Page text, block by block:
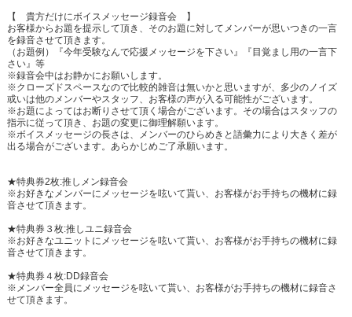
【 貴方だけにボイスメッセージ録音会 】
お客様からお題を提示して頂き、そのお題に対してメンバーが思いつきの一言
を録音させて頂きます。
（お題例）『今年受験なんで応援メッセージを下さい』『目覚まし用の一言下
さい』等
※録音会中はお静かにお願いします。
※クローズドスペースなので比較的雑音は無いかと思いますが、多少のノイズ
或いは他のメンバーやスタッフ、お客様の声が入る可能性がございます。
※お題によってはお断りさせて頂く場合がございます。その場合はスタッフの
指示に従って頂き、お題の変更に御理解願います。
※ボイスメッセージの長さは、メンバーのひらめきと語彙力により大きく差が
出る場合がございます。あらかじめご了承願います。
★特典券2枚:推しメン録音会
※お好きなメンバーにメッセージを呟いて貰い、お客様がお手持ちの機材に録
音させて頂きます。
★特典券３枚:推しユニ録音会
※お好きなユニットにメッセージを呟いて貰い、お客様がお手持ちの機材に録
音させて頂きます。
★特典券４枚:DD録音会
※メンバー全員にメッセージを呟いて貰い、お客様がお手持ちの機材に録音さ
せて頂きます。